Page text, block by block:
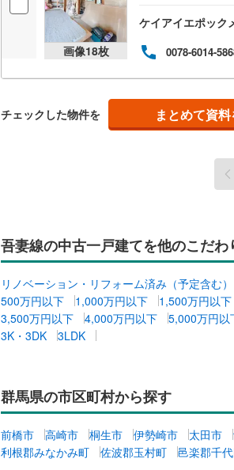
画像18枚
ケイアイエポッ
0078-6014-
チェックした物件を まとめて資
吾妻線の中古一戸建てを他のこだわ
リノベーション・リフォーム済み（予定含む）
500万円以下
1,000万円以下 1,500万円以下
3,500万円以下
4,000万円以下 5,000万円以
3K・3DK
3LDK
群馬県の市区町村から探す
前橋市 高崎市 桐生市 伊勢崎市 太田市
利根郡みなかみ町
佐波郡玉村町 邑楽郡千
収納
ウォークイ
（1）
バルコニー、庭
構造・規模・
（0）
オンライン対応
オンライン
オンライン